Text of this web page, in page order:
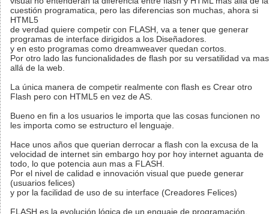
cuestión programatica, pero las diferencias son muchas, ahora si
HTML5
de verdad quiere competir con FLASH, va a tener que generar
programas de interface dirigidos a los Diseñadores.
y en esto programas como dreamweaver quedan cortos.
Por otro lado las funcionalidades de flash por su versatilidad va mas
allá de la web.
La única manera de competir realmente con flash es Crear otro
Flash pero con HTML5 en vez de AS.
Bueno en fin a los usuarios le importa que las cosas funcionen no
les importa como se estructuro el lenguaje.
Hace unos años que querian derrocar a flash con la excusa de la
velocidad de internet sin embargo hoy por hoy internet aguanta de
todo, lo que potencia aun mas a FLASH.
Por el nivel de calidad e innovación visual que puede generar
(usuarios felices)
y por la facilidad de uso de su interface (Creadores Felices)
FLASH es la evolución lógica de un enguaje de programación.